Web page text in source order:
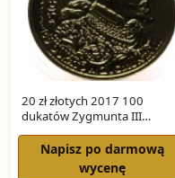
20 zł złotych 2017 100
dukatów Zygmunta III
Historia Monety Polskiej
SREBRO
Napisz po darmową
wycenę